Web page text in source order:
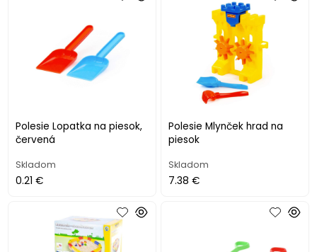
Polesie Lopatka na piesok,
červená
Skladom
0.21 €
Polesie Mlynček hrad na
piesok
Skladom
7.38 €